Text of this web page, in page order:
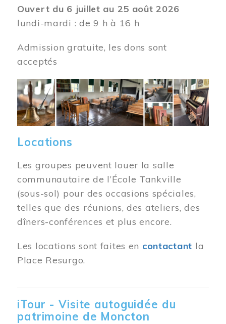
Ouvert du 6 juillet au 25 août 2026
lundi-mardi : de 9 h à 16 h
Admission gratuite, les dons sont
acceptés
Image
Locations
Les groupes peuvent louer la salle
communautaire de l’École Tankville
(sous-sol) pour des occasions spéciales,
telles que des réunions, des ateliers, des
dîners-conférences et plus encore.
Les locations sont faites en contactant la
Place Resurgo.
iTour - Visite autoguidée du
patrimoine de Moncton